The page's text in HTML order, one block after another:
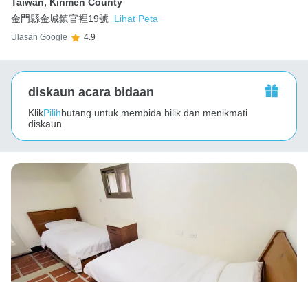
金門縣金城鎮官裡19號
Lihat Peta
Ulasan Google 4.9
diskaun acara bidaan
KlikPilihbutang untuk membida bilik dan menikmati
diskaun.